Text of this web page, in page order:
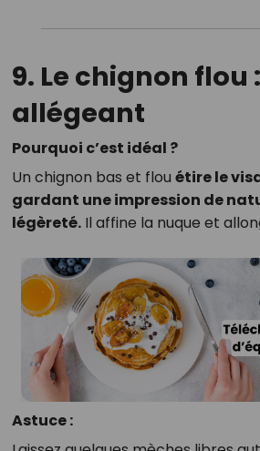
9. Le chignon flou
allégeant
Pourquoi c’est idéal ?
Un chignon bas et flou étire le
gardant une impression de
légèreté.Il affine la nuque et
Astuce :